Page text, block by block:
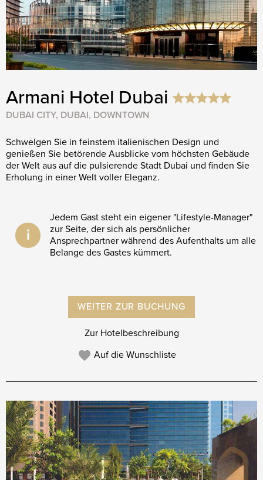
Armani Hotel Dubai
DUBAI CITY, DUBAI, DOWNTOWN
Schwelgen Sie in feinstem italienischen Design und
genießen Sie betörende Ausblicke vom höchsten Gebäude
der Welt aus auf die pulsierende Stadt Dubai und finden Sie
Erholung in einer Welt voller Eleganz.
i
Jedem Gast steht ein eigener "Lifestyle-Manager"
zur Seite, der sich als persönlicher
Ansprechpartner während des Aufenthalts um alle
Belange des Gastes kümmert.
WEITER ZUR BUCHUNG
Zur Hotelbeschreibung
Auf die Wunschliste